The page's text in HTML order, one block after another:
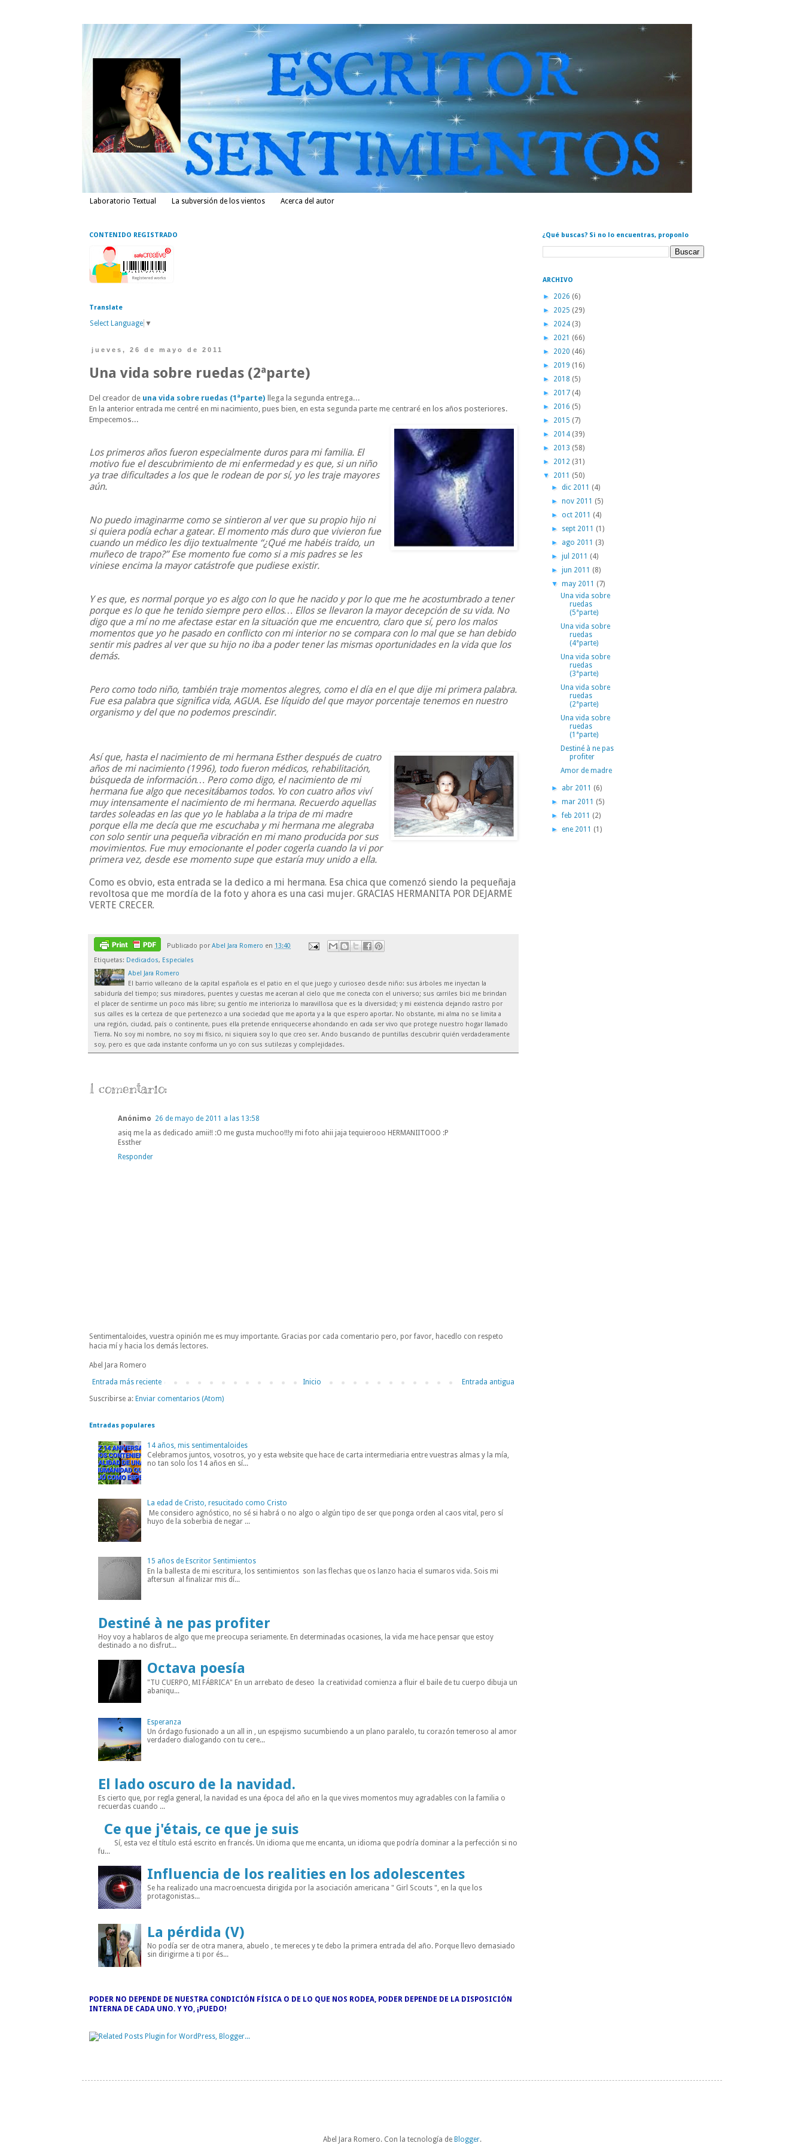
Laboratorio Textual La subversión de los vientos Acerca del autor
CONTENIDO REGISTRADO
Translate
Select Language ▼
jueves, 26 de mayo de 2011
Una vida sobre ruedas (2ªparte)
Del creador de una vida sobre ruedas (1ªparte)
llega la segunda entrega...
En la anterior entrada me centré en mi nacimiento, pues bien, en esta segunda parte me centraré en los años posteriores.
Empecemos...
Los primeros años fueron especialmente duros para mi familia. El
motivo fue el descubrimiento de mi enfermedad y es que, si un niño
ya trae dificultades a los que le rodean de por sí, yo les traje mayores
aún.
No puedo imaginarme como se sintieron al ver que su propio hijo ni
si quiera podía echar a gatear. El momento más duro que vivieron fue
cuando un médico les dijo textualmente “¿Qué me habéis traído, un
muñeco de trapo?” Ese momento fue como si a mis padres se les
viniese encima la mayor catástrofe que pudiese existir.
Y es que, es normal porque yo es algo con lo que he nacido y por lo que me he acostumbrado a tener
porque es lo que he tenido siempre pero ellos… Ellos se llevaron la mayor decepción de su vida. No
digo que a mí no me afectase estar en la situación que me encuentro, claro que sí, pero los malos
momentos que yo he pasado en conflicto con mi interior no se compara con lo mal que se han debido
sentir mis padres al ver que su hijo no iba a poder tener las mismas oportunidades en la vida que los
demás.
Pero como todo niño, también traje momentos alegres, como el día en el que dije mi primera palabra.
Fue esa palabra que significa vida, AGUA. Ese líquido del que mayor porcentaje tenemos en nuestro
organismo y del que no podemos prescindir.
Así que, hasta el nacimiento de mi hermana Esther después de cuatro
años de mi nacimiento (1996), todo fueron médicos, rehabilitación,
búsqueda de información… Pero como digo, el nacimiento de mi
hermana fue algo que necesitábamos todos. Yo con cuatro años viví
muy intensamente el nacimiento de mi hermana. Recuerdo aquellas
tardes soleadas en las que yo le hablaba a la tripa de mi madre
porque ella me decía que me escuchaba y mi hermana me alegraba
con solo sentir una pequeña vibración en mi mano producida por sus
movimientos. Fue muy emocionante el poder cogerla cuando la vi por
primera vez, desde ese momento supe que estaría muy unido a ella.
Como es obvio, esta entrada se la dedico a mi hermana. Esa chica que comenzó siendo la pequeñaja
revoltosa que me mordía de la foto y ahora es una casi mujer. GRACIAS HERMANITA POR DEJARME
VERTE CRECER.
Publicado por Abel Jara Romero en 13:40
Etiquetas: Dedicados, Especiales
Abel Jara Romero
El barrio vallecano de la capital española es el patio en el que juego y curioseo desde niño: sus árboles me inyectan la
sabiduría del tiempo; sus miradores, puentes y cuestas me acercan al cielo que me conecta con el universo; sus carriles bici me brindan
el placer de sentirme un poco más libre; su gentío me interioriza lo maravillosa que es la diversidad; y mi existencia dejando rastro por
sus calles es la certeza de que pertenezco a una sociedad que me aporta y a la que espero aportar. No obstante, mi alma no se limita a
una región, ciudad, país o continente, pues ella pretende enriquecerse ahondando en cada ser vivo que protege nuestro hogar llamado
Tierra. No soy mi nombre, no soy mi físico, ni siquiera soy lo que creo ser. Ando buscando de puntillas descubrir quién verdaderamente
soy, pero es que cada instante conforma un yo con sus sutilezas y complejidades.
1 comentario:
Anónimo 26 de mayo de 2011 a las 13:58
asiq me la as dedicado amii!! :O me gusta muchoo!!!y mi foto ahii jaja tequierooo HERMANIITOOO :P
Essther
Responder
Sentimentaloides, vuestra opinión me es muy importante. Gracias por cada comentario pero, por favor, hacedlo con respeto
hacia mí y hacia los demás lectores.
Abel Jara Romero
Entrada más reciente
Entrada antigua
Inicio
Suscribirse a: Enviar comentarios (Atom)
Entradas populares
14 años, mis sentimentaloides
Celebramos juntos, vosotros, yo y esta website que hace de carta intermediaria entre vuestras almas y la mía,
no tan solo los 14 años en sí...
La edad de Cristo, resucitado como Cristo
Me considero agnóstico, no sé si habrá o no algo o algún tipo de ser que ponga orden al caos vital, pero sí
huyo de la soberbia de negar ...
15 años de Escritor Sentimientos
En la ballesta de mi escritura, los sentimientos son las flechas que os lanzo hacia el sumaros vida. Sois mi
aftersun al finalizar mis dí...
Destiné à ne pas profiter
Hoy voy a hablaros de algo que me preocupa seriamente. En determinadas ocasiones, la vida me hace pensar que estoy
destinado a no disfrut...
Octava poesía
"TU CUERPO, MI FÁBRICA" En un arrebato de deseo la creatividad comienza a fluir el baile de tu cuerpo dibuja un
abaniqu...
Esperanza
Un órdago fusionado a un all in , un espejismo sucumbiendo a un plano paralelo, tu corazón temeroso al amor
verdadero dialogando con tu cere...
El lado oscuro de la navidad.
Es cierto que, por regla general, la navidad es una época del año en la que vives momentos muy agradables con la familia o
recuerdas cuando ...
Ce que j'étais, ce que je suis
Sí, esta vez el título está escrito en francés. Un idioma que me encanta, un idioma que podría dominar a la perfección si no
fu...
Influencia de los realities en los adolescentes
Se ha realizado una macroencuesta dirigida por la asociación americana " Girl Scouts ", en la que los
protagonistas...
La pérdida (V)
No podía ser de otra manera, abuelo , te mereces y te debo la primera entrada del año. Porque llevo demasiado
sin dirigirme a ti por és...
PODER NO DEPENDE DE NUESTRA CONDICIÓN FÍSICA O DE LO QUE NOS RODEA, PODER DEPENDE DE LA DISPOSICIÓN
INTERNA DE CADA UNO. Y YO, ¡PUEDO!
¿Qué buscas? Si no lo encuentras, proponlo
ARCHIVO
► 2026 (6)
► 2025 (29)
► 2024 (3)
► 2021 (66)
► 2020 (46)
► 2019 (16)
► 2018 (5)
► 2017 (4)
► 2016 (5)
► 2015 (7)
► 2014 (39)
► 2013 (58)
► 2012 (31)
▼ 2011 (50)
►dic 2011 (4)
►nov 2011 (5)
► oct 2011 (4)
► sept 2011 (1)
► ago 2011 (3)
►jul 2011 (4)
►jun 2011 (8)
▼may 2011 (7)
Una vida sobre
ruedas
(5ªparte)
Una vida sobre
ruedas
(4ªparte)
Una vida sobre
ruedas
(3ªparte)
Una vida sobre
ruedas
(2ªparte)
Una vida sobre
ruedas
(1ªparte)
Destiné à ne pas
profiter
Amor de madre
► abr 2011 (6)
►mar 2011 (5)
►feb 2011 (2)
►ene 2011 (1)
Abel Jara Romero. Con la tecnología de Blogger.